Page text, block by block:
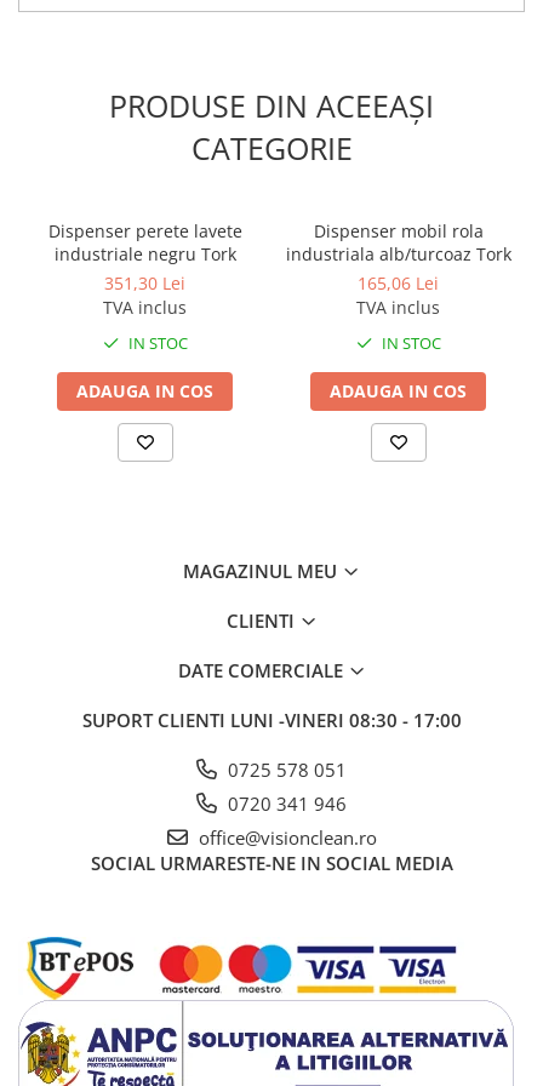
PRODUSE DIN ACEEAȘI
CATEGORIE
Dispenser perete lavete
industriale negru Tork
351,30 Lei
TVA inclus
IN STOC
ADAUGA IN COS
Dispenser mobil rola
industriala alb/turcoaz Tork
165,06 Lei
TVA inclus
IN STOC
ADAUGA IN COS
MAGAZINUL MEU
CLIENTI
DATE COMERCIALE
SUPORT CLIENTI LUNI -VINERI 08:30 - 17:00
0725 578 051
0720 341 946
office@visionclean.ro
SOCIAL URMARESTE-NE IN SOCIAL MEDIA